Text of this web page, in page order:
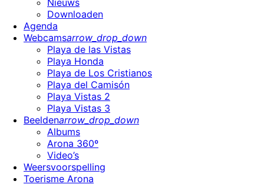
Nieuws
Downloaden
Agenda
Webcamsarrow_drop_down
Playa de las Vistas
Playa Honda
Playa de Los Cristianos
Playa del Camisón
Playa Vistas 2
Playa Vistas 3
Beeldenarrow_drop_down
Albums
Arona 360º
Video’s
Weersvoorspelling
Toerisme Arona